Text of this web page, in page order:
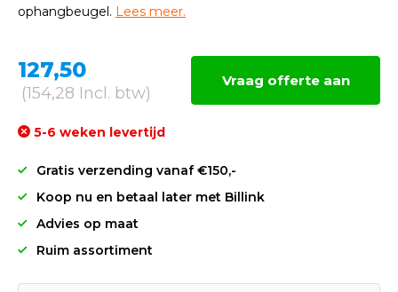
ophangbeugel. Lees meer.
127,50
(154,28 Incl. btw)
Vraag offerte aan
5-6 weken levertijd
Gratis verzending vanaf €150,-
Koop nu en betaal later met Billink
Advies op maat
Ruim assortiment